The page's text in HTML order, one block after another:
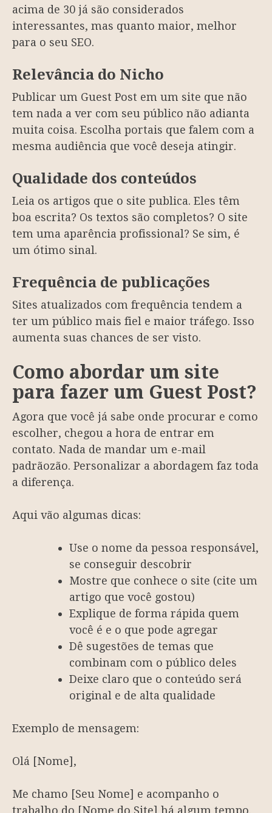
acima de 30 já são considerados
interessantes, mas quanto maior, melhor
para o seu SEO.
Relevância do Nicho
Publicar um Guest Post em um site que não
tem nada a ver com seu público não adianta
muita coisa. Escolha portais que falem com a
mesma audiência que você deseja atingir.
Qualidade dos conteúdos
Leia os artigos que o site publica. Eles têm
boa escrita? Os textos são completos? O site
tem uma aparência profissional? Se sim, é
um ótimo sinal.
Frequência de publicações
Sites atualizados com frequência tendem a
ter um público mais fiel e maior tráfego. Isso
aumenta suas chances de ser visto.
Como abordar um site
para fazer um Guest Post?
Agora que você já sabe onde procurar e como
escolher, chegou a hora de entrar em
contato. Nada de mandar um e-mail
padrãozão. Personalizar a abordagem faz toda
a diferença.
Aqui vão algumas dicas:
Use o nome da pessoa responsável,
se conseguir descobrir
Mostre que conhece o site (cite um
artigo que você gostou)
Explique de forma rápida quem
você é e o que pode agregar
Dê sugestões de temas que
combinam com o público deles
Deixe claro que o conteúdo será
original e de alta qualidade
Exemplo de mensagem:
Olá [Nome],
Me chamo [Seu Nome] e acompanho o
trabalho do [Nome do Site] há algum tempo.